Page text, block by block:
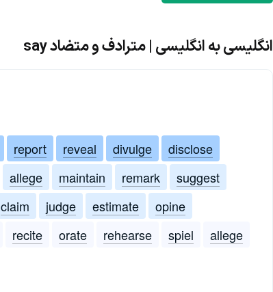
انگلیسی به انگلیسی | مترادف و متضاد say
report reveal divulge
disclose
allege maintain remark
suggest
claim judge estimate
opine
recite orate rehearse spiel
allege